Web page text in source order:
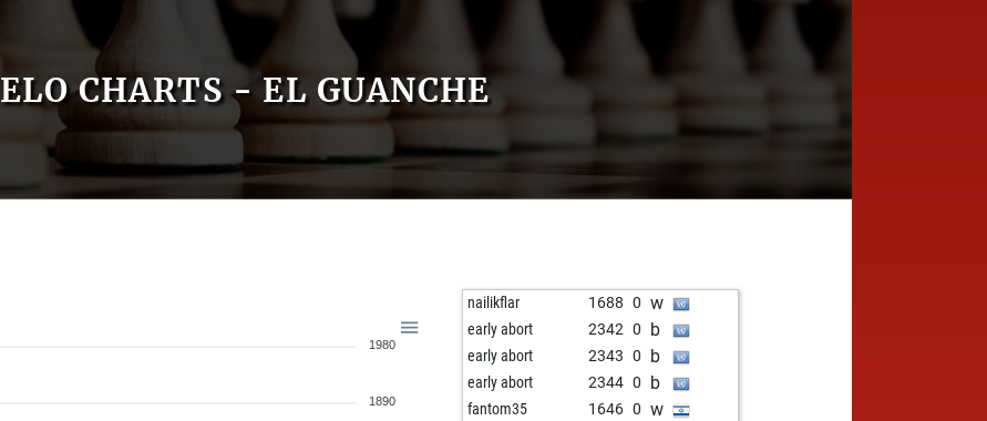
ELO CHARTS - EL GUANCHE
1980
1890
nailikflar 1688 0 w
early abort 2342 0 b
early abort 2343 0 b
early abort 2344 0 b
fantom35 1646 0 w